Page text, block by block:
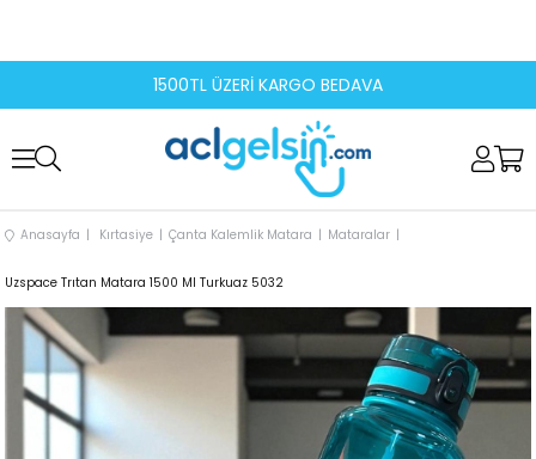
1500TL ÜZERİ KARGO BEDAVA
Anasayfa Kırtasiye Çanta Kalemlik Matara Mataralar
Uzspace Trıtan Matara 1500 Ml Turkuaz 5032